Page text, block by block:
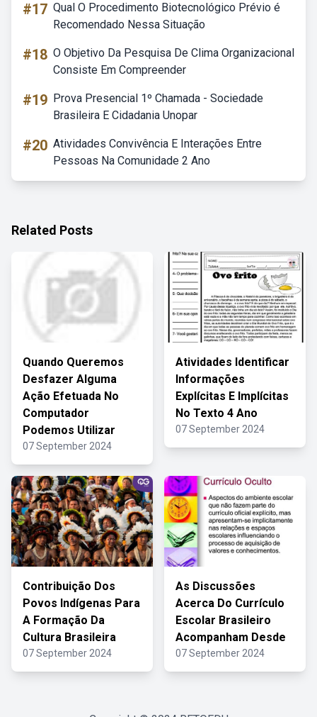
#17 Qual O Procedimento Biotecnológico Prévio é
Recomendado Nessa Situação
#18 O Objetivo Da Pesquisa De Clima Organizacional
Consiste Em Compreender
#19 Prova Presencial 1º Chamada - Sociedade
Brasileira E Cidadania Unopar
#20 Atividades Convivência E Interações Entre
Pessoas Na Comunidade 2 Ano
Related Posts
Quando Queremos
Desfazer Alguma
Ação Efetuada No
Computador
Podemos Utilizar
07 September 2024
Atividades Identificar
Informações
Explícitas E Implícitas
No Texto 4 Ano
07 September 2024
Contribuição Dos
Povos Indígenas Para
A Formação Da
Cultura Brasileira
07 September 2024
As Discussões
Acerca Do Currículo
Escolar Brasileiro
Acompanham Desde
07 September 2024